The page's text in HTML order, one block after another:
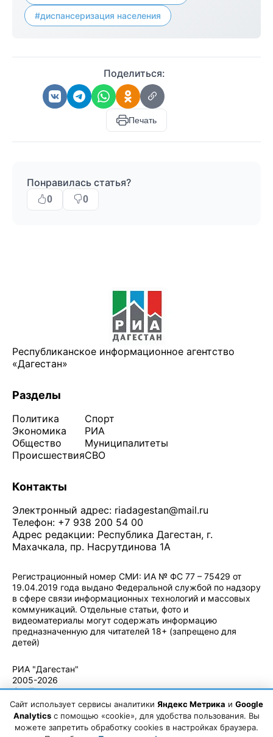
#диспансеризация населения
Поделиться:
Печать
Понравилась статья?
0 0
Республиканское информационное агентство
«Дагестан»
Разделы
Политика
Экономика
Общество
Происшествия
Спорт
РИА
Муниципалитеты
СВО
Контакты
Электронный адрес: riadagestan@mail.ru
Телефон: +7 938 200 54 00
Адрес редакции: Республика Дагестан, г.
Махачкала, пр. Насрутдинова 1А
Регистрационный номер СМИ: ИА № ФС 77 – 75429 от
19.04.2019 года выдано Федеральной службой по надзору
в сфере связи информационных технологий и массовых
коммуникаций. Отдельные статьи, фото и
видеоматериалы могут содержать информацию
предназначенную для читателей 18+ (запрещено для
детей)
РИА "Дагестан"
2005-2026
© - Правила
использования
материалов.
Авторские
Сайт использует сервисы аналитики Яндекс Метрика и Google
Analytics с помощью «cookie», для удобства пользования. Вы
можете запретить обработку cookies в настройках браузера.